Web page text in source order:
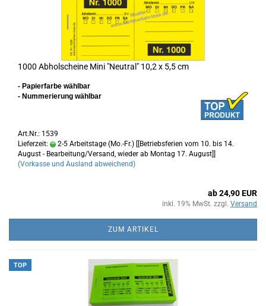
1000 Abholscheine Mini "Neutral" 10,2 x 5,5 cm
- Papierfarbe wählbar
- Nummerierung wählbar
Art.Nr.: 1539
Lieferzeit:
2-5 Arbeitstage (Mo.-Fr.) [[Betriebsferien vom 10. bis 14.
August - Bearbeitung/Versand, wieder ab Montag 17. August]]
(Vorkasse und Ausland abweichend)
ab 24,90 EUR
inkl. 19% MwSt. zzgl. Versand
ZUM ARTIKEL
TOP